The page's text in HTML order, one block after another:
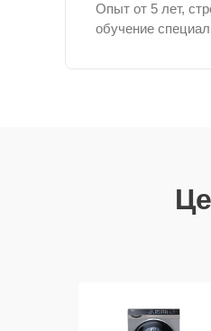
Опыт от 5 лет,
обучение